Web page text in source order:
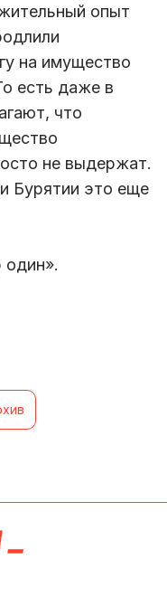
опыт
на имущество
есть даже в
что
не выдержат.
Бурятии это еще